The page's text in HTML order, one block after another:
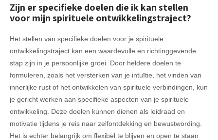
Zijn er specifieke doelen die ik kan stellen
voor mijn spirituele ontwikkelingstraject?
Het stellen van specifieke doelen voor je spirituele
ontwikkelingstraject kan een waardevolle en richtinggevende
stap zijn in je persoonlijke groei. Door heldere doelen te
formuleren, zoals het versterken van je intuïtie, het vinden van
innerlijke rust of het ontwikkelen van spirituele verbindingen, kun
je gericht werken aan specifieke aspecten van je spirituele
ontwikkeling. Deze doelen kunnen dienen als leidraad en
motivatie tijdens je reis naar zelfontdekking en bewustwording.
Het is echter belangrijk om flexibel te blijven en open te staan